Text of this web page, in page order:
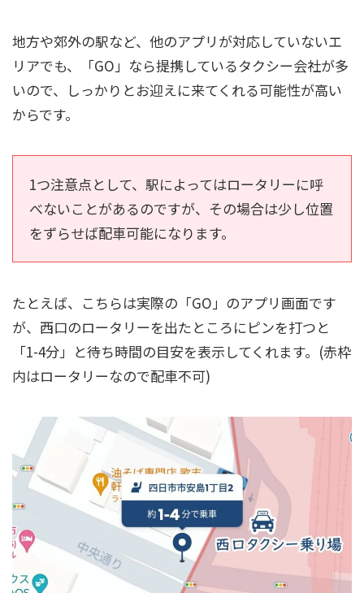
地方や郊外の駅など、他のアプリが対応していないエ
リアでも、「GO」なら提携しているタクシー会社が多
いので、しっかりとお迎えに来てくれる可能性が高い
からです。
1つ注意点として、駅によってはロータリーに呼
べないことがあるのですが、その場合は少し位置
をずらせば配車可能になります。
たとえば、こちらは実際の「GO」のアプリ画面です
が、西口のロータリーを出たところにピンを打つと
「1-4分」と待ち時間の目安を表示してくれます。(赤枠
内はロータリーなので配車不可)